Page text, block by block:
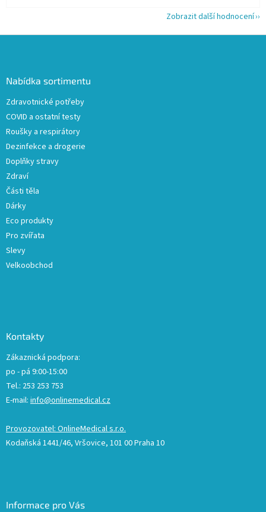
Zobrazit další hodnocení
Nabídka sortimentu
Zdravotnické potřeby
COVID a ostatní testy
Roušky a respirátory
Dezinfekce a drogerie
Doplňky stravy
Zdraví
Části těla
Dárky
Eco produkty
Pro zvířata
Slevy
Velkoobchod
Kontakty
Zákaznická podpora:
po - pá 9:00-15:00
Tel.: 253 253 753
E-mail: info@onlinemedical.cz
Provozovatel: OnlineMedical s.r.o.
Kodaňská 1441/46, Vršovice, 101 00 Praha 10
Informace pro Vás